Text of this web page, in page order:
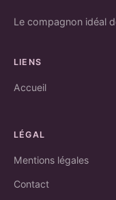
Le compagnon idéal
LIENS
Accueil
LÉGAL
Mentions légales
Contact